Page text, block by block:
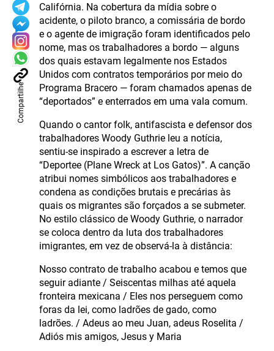
Compartilhe
Califórnia. Na cobertura da mídia sobre o
acidente, o piloto branco, a comissária de bordo
e o agente de imigração foram identificados pelo
nome, mas os trabalhadores a bordo — alguns
dos quais estavam legalmente nos Estados
Unidos com contratos temporários por meio do
Programa Bracero — foram chamados apenas de
“deportados” e enterrados em uma vala comum.
Quando o cantor folk, antifascista e defensor dos
trabalhadores Woody Guthrie leu a notícia,
sentiu-se inspirado a escrever a letra de
“Deportee (Plane Wreck at Los Gatos)”. A canção
atribui nomes simbólicos aos trabalhadores e
condena as condições brutais e precárias às
quais os migrantes são forçados a se submeter.
No estilo clássico de Woody Guthrie, o narrador
se coloca dentro da luta dos trabalhadores
imigrantes, em vez de observá-la à distância:
Nosso contrato de trabalho acabou e temos que
seguir adiante / Seiscentas milhas até aquela
fronteira mexicana / Eles nos perseguem como
foras da lei, como ladrões de gado, como
ladrões. / Adeus ao meu Juan, adeus Roselita /
Adiós mis amigos, Jesus y Maria